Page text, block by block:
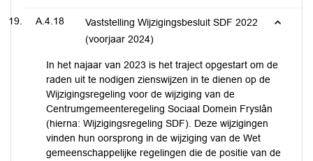
A.4.18
Vaststelling Wijzigingsbesluit SDF 2022
(voorjaar 2024)
In het najaar van 2023 is het traject opgestart om de
raden uit te nodigen zienswijzen in te dienen op de
Wijzigingsregeling voor de wijziging van de
Centrumgemeenteregeling Sociaal Domein Fryslân
(hierna: Wijzigingsregeling SDF). Deze wijzigingen
vinden hun oorsprong in de wijziging van de Wet
gemeenschappelijke regelingen die de positie van de